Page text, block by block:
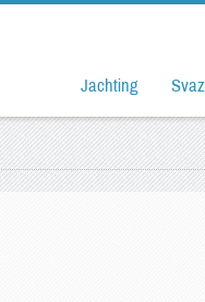
Jachting Svaz